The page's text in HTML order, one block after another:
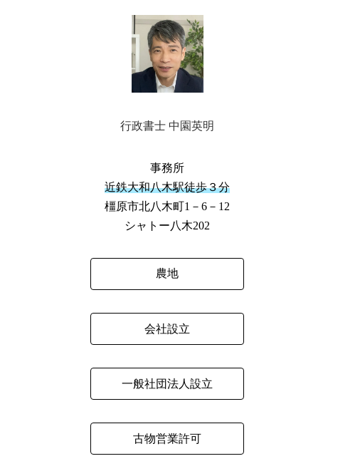
行政書士 中園英明
事務所
近鉄大和八木駅徒歩３分
橿原市北八木町1－6－12
シャトー八木202
農地
会社設立
一般社団法人設立
古物営業許可